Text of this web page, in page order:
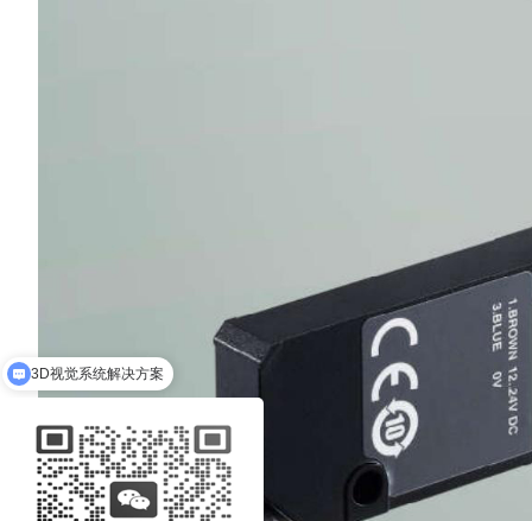
可以介绍下你们的产品么